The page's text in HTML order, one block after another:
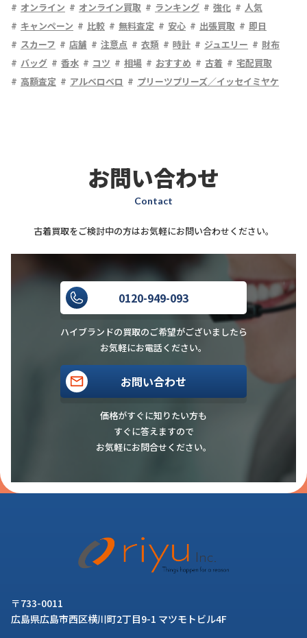
オンライン
オンライン買取 ランキング 強化
人気
キャンペーン
比較 無料査定 安心 出張買取
即日
スカーフ
店舗 注意点 衣類 時計 ジュエリー
財布
バッグ
香水 コツ 相場 おすすめ 古着
宅配買取
高額査定
アルベロベロ プリーツプリーズ／イッセイミヤケ
お問い合わせ
Contact
古着買取をご検討中の方はお気軽にお問い合わせください。
0120-949-093
ハイブランドの買取のご希望がございましたら
お気軽にお電話ください。
お問い合わせ
価格がすぐに知りたい方も
すぐに答えますので
お気軽にお問合せください。
〒733-0011
広島県広島市西区横川町2丁目9-1 マツモトビル4F